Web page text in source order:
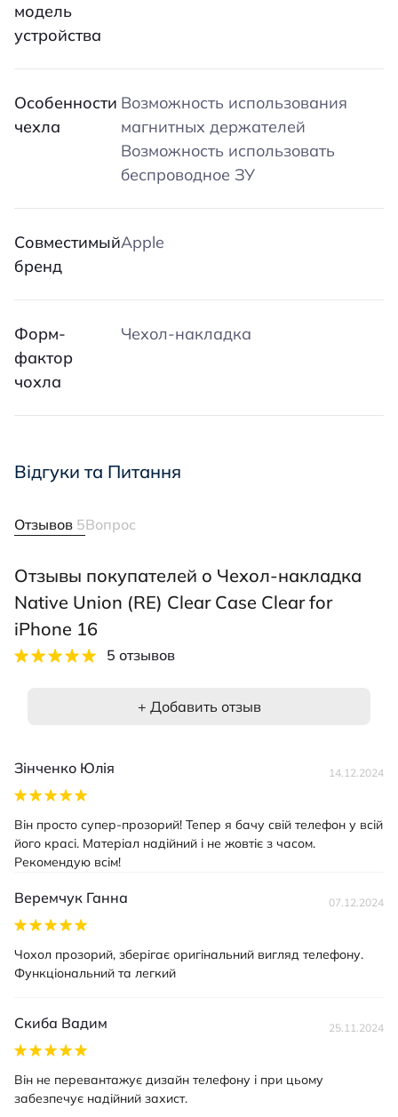
модель
устройства
Особенности
чехла
Возможность использования
магнитных держателей
Возможность использовать
беспроводное ЗУ
Совместимый
бренд
Apple
Форм-
фактор
чохла
Чехол-накладка
Відгуки та Питання
Отзывов 5Вопрос
Отзывы покупателей о Чехол-накладка
Native Union (RE) Clear Case Clear for
iPhone 16
5 отзывов
+ Добавить отзыв
Зінченко Юлія 14.12.2024
Він просто супер-прозорий! Тепер я бачу свій телефон у всій
його красі. Матеріал надійний і не жовтіє з часом.
Рекомендую всім!
Веремчук Ганна 07.12.2024
Чохол прозорий, зберігає оригінальний вигляд телефону.
Функціональний та легкий
Скиба Вадим 25.11.2024
Він не перевантажує дизайн телефону і при цьому
забезпечує надійний захист.